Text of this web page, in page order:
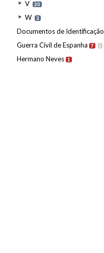
V 20
W 3
Documentos de Identificação
Guerra Civil de Espanha 7 I
Hermano Neves 1